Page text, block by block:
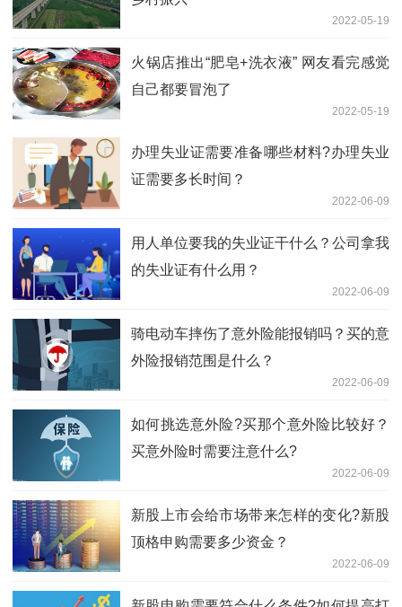
2022-05-19
火锅店推出“肥皂+洗衣液” 网友看完感觉
自己都要冒泡了
2022-05-19
办理失业证需要准备哪些材料?办理失业
证需要多长时间？
2022-06-09
用人单位要我的失业证干什么？公司拿我
的失业证有什么用？
2022-06-09
骑电动车摔伤了意外险能报销吗？买的意
外险报销范围是什么？
2022-06-09
如何挑选意外险?买那个意外险比较好？
买意外险时需要注意什么?
2022-06-09
新股上市会给市场带来怎样的变化?新股
顶格申购需要多少资金？
2022-06-09